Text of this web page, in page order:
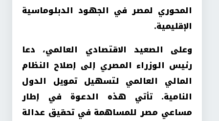
المحوري لمصر في الجهود الدبلوماسية
الإقليمية.
وعلى الصعيد الاقتصادي العالمي، دعا
رئيس الوزراء المصري إلى إصلاح النظام
المالي العالمي لتسهيل تمويل الدول
النامية. تأتي هذه الدعوة في إطار
مساعي مصر للمساهمة في تحقيق عدالة